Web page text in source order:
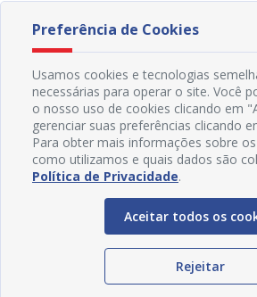
Preferência de Cookies
Usamos cookies e tecnologias
necessárias para operar o site. Você
o nosso uso de cookies clicando em
gerenciar suas preferências clicando
Para obter mais informações sobre
como utilizamos e quais dados são
Política de Privacidade.
Aceitar todos os
Rejeitar